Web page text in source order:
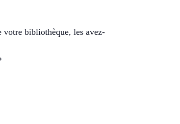
votre bibliothèque, les avez-